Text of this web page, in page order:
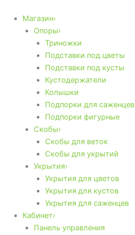
содержимому
Магазин›
Опоры›
Триножки
Подставки под цветы
Подставки под кусты
Кустодержатели
Колышки
Подпорки для саженцев
Подпорки фигурные
Скобы›
Скобы для веток
Скобы для укрытий
Укрытия›
Укрытия для цветов
Укрытия для кустов
Укрытия для саженцев
Кабинет›
Панель управления
товара
550мм